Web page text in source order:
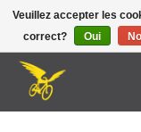
Le Pédalier | Îles de la
Veuillez accepter les
correct?
Oui